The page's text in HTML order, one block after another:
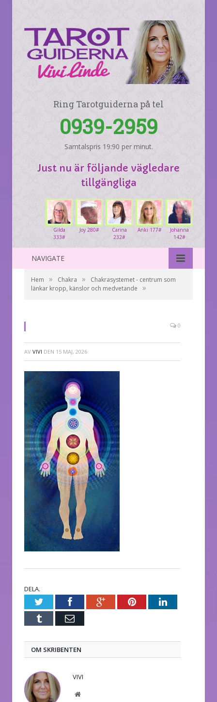
Ring Tarotguiderna på tel
0939-2959
Samtalspris 19:90 per minut.
Just nu är följande vägledare
tillgängliga
Johanna
142#
Anki 177#
Carina
232#
Joy 280#
Gilda
333#
NAVIGATE
Hem » Chakra »
Chakrasystemet - centrum som
länkar kropp, känslor och medvetande
»
0
AV VIVI DEN 15 MAJ, 2026
DELA.
TwitterFacebookGoogle+PinterestLinkedIn
Tumblr E-
OM SKRIBENTEN
VIVI
Website